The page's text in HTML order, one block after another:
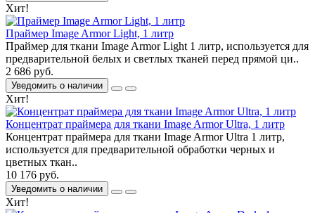
Хит!
Праймер Image Armor Light, 1 литр
Праймер для ткани Image Armor Light 1 литр, используется для
предварительной белых и светлых тканей перед прямой ци..
2 686 руб.
Уведомить о наличии
Хит!
Концентрат праймера для ткани Image Armor Ultra, 1 литр
Концентрат праймера для ткани Image Armor Ultra 1 литр,
используется для предварительной обработки черных и
цветных ткан..
10 176 руб.
Уведомить о наличии
Хит!